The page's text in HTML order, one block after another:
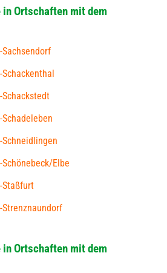
Ortschaften mit dem
Elbe
Staßfurt
Ortschaften mit dem